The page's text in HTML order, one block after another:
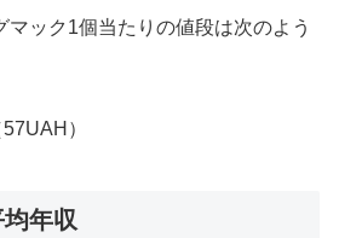
マック1個当たりの値段は次のよう
）
年収